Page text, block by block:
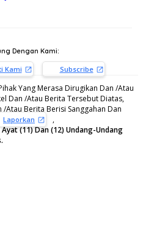
Dengan Kami:
Kami Subscribe
Yang Merasa Dirugikan Dan /Atau
Dan /Atau Berita Tersebut Diatas,
Berita Berisi Sanggahan Dan
Laporkan
,
Ayat (11) Dan (12) Undang-Undang